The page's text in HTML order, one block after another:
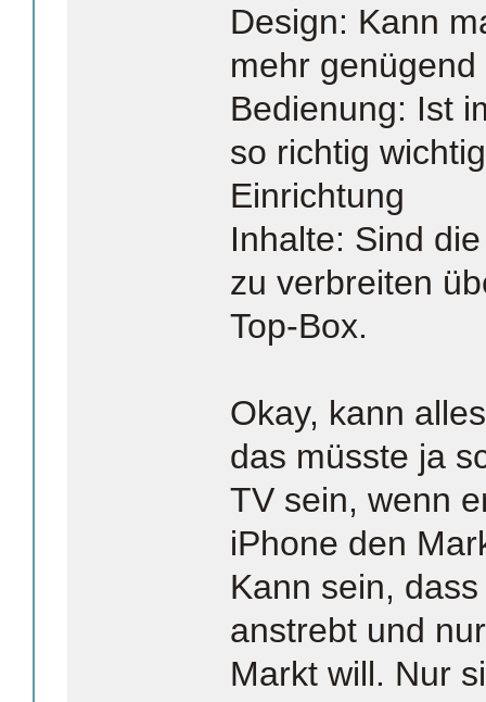
Design: Kann
mehr
Bedienung: Ist
so richtig
Einrichtung
Inhalte: Sind
zu verbreiten
Top-Box.
Okay, kann
das müsste ja
TV sein, wenn
iPhone den
Kann sein,
anstrebt und
Markt will. Nur